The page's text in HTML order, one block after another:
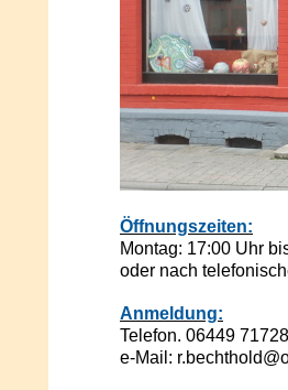
Öffnungszeiten:
Montag: 17:00 Uhr
oder nach
Anmeldung:
Telefon. 06449
e-Mail: